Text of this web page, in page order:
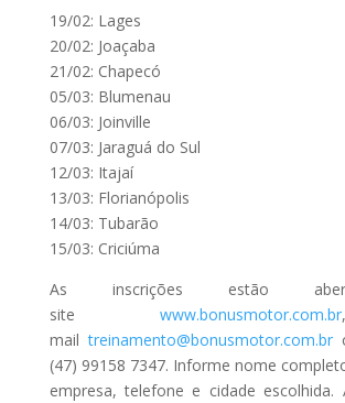
19/02: Lages
20/02: Joaçaba
21/02: Chapecó
05/03: Blumenau
06/03: Joinville
07/03: Jaraguá do Sul
12/03: Itajaí
13/03: Florianópolis
14/03: Tubarão
15/03: Criciúma
As inscrições estão
site www.bonusmotor.com.br
mailtreinamento@bonusmotor.com.br
(47) 99158 7347. Informe nome
empresa, telefone e cidade escolhida.